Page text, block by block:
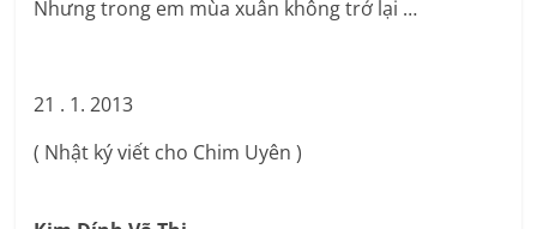
Nhưng trong em mùa xuân không trở lại …
21 . 1. 2013
( Nhật ký viết cho Chim Uyên )